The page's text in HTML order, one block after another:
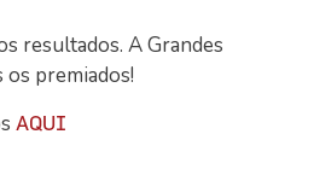
resultados. A Grandes
premiados!
AQUI